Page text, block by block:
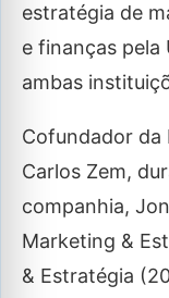
estratégia de
e finanças pela
ambas
Cofundador da
Carlos Zem,
companhia,
Marketing &
& Estratégia